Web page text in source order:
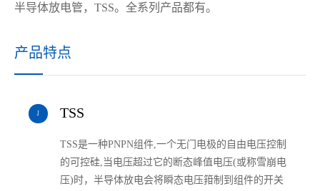
半导体放电管， TSS。全系列产品都有。
产品特点
1 TSS
TSS是一种PNPN组件,一个无门电极的自由电压控制
的可控硅,当电压超过它的断态峰值电压(或称雪崩电
压)时，半导体放电会将瞬态电压箝制到组件的开关